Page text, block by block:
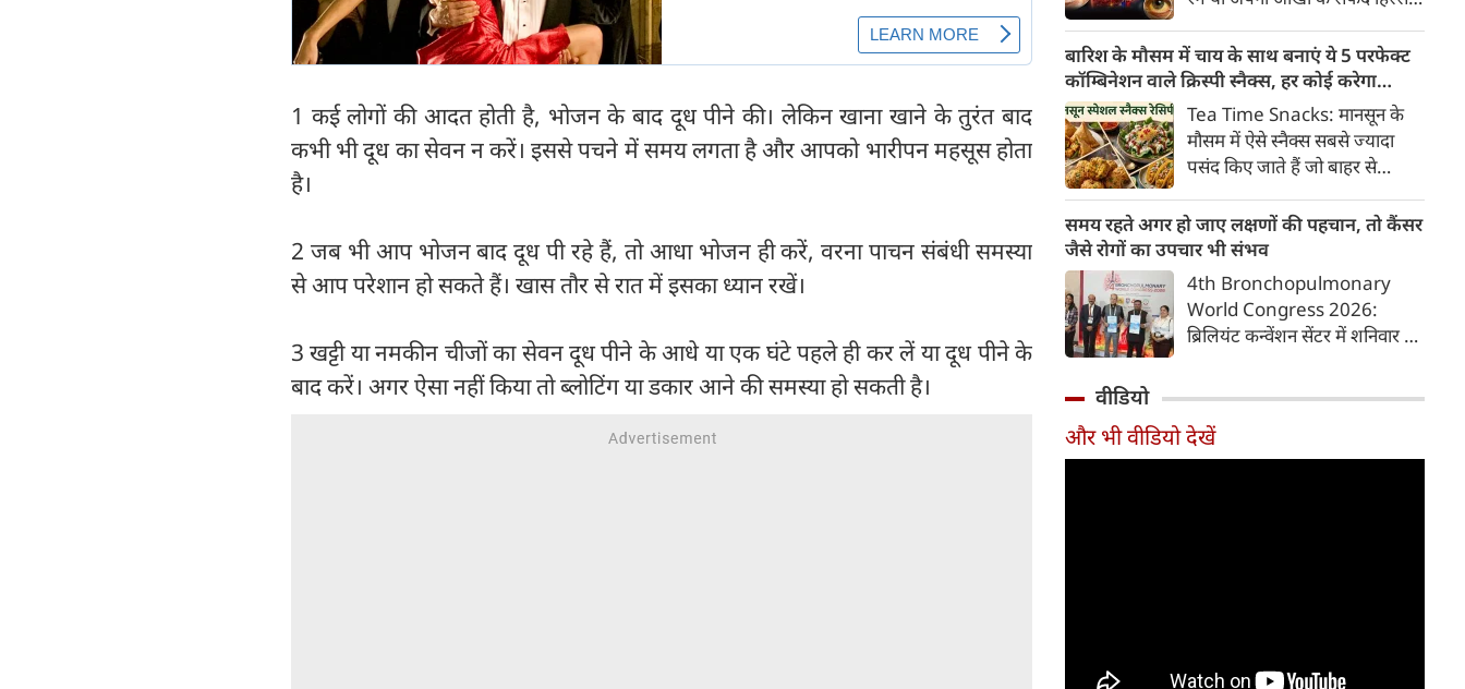
1 कई लोगों की आदत होती है, भोजन के बाद दूध पीने की। लेकिन खाना खाने के तुरंत बाद
कभी भी दूध का सेवन न करें। इससे पचने में समय लगता है और आपको भारीपन महसूस होता
है।
2 जब भी आप भोजन बाद दूध पी रहे हैं, तो आधा भोजन ही करें, वरना पाचन संबंधी समस्या
से आप परेशान हो सकते हैं। खास तौर से रात में इसका ध्यान रखें।
3 खट्टी या नमकीन चीजों का सेवन दूध पीने के आधे या एक घंटे पहले ही कर लें या दूध पीने के
बाद करें। अगर ऐसा नहीं किया तो ब्लोटिंग या डकार आने की समस्या हो सकती है।
ब्लड शुगर कम होने पर शरीर तुरंत
संकेत देना शुरू कर देता है।
अक्सर हम हलकी लालिमा या आंखों
के पीलेपन को थकान समझकर टाल
देते हैं। लेकिन शरीर के ये छोटे-छोटे
बदलाव असल में एक बहुत बड़ी
चेतावनी हो सकते हैं।
बारिश के मौसम में चाय के साथ बनाएं ये 5 परफेक्ट
कॉम्बिनेशन वाले क्रिस्पी स्नैक्स, हर कोई करेगा
तारीफ
Tea Time Snacks: मानसून के
मौसम में ऐसे स्नैक्स सबसे ज्यादा
पसंद किए जाते हैं जो बाहर से
लाजवाब हों। यहां आपके लिये प्रस्तुत
हैं पकौड़ों से लेकर कॉर्न फ्रिटर्स तक
के कई मसालेदार स्नैक्स की ऐसी
रेसिपीज, जिन्हें आप घर पर कम
समय में आसानी से तैयार कर सकते
हैं।
समय रहते अगर हो जाए लक्षणों की पहचान, तो कैंसर
जैसे रोगों का उपचार भी संभव
4th Bronchopulmonary
World Congress 2026:
ब्रिलियंट कन्वेंशन सेंटर में शनिवार से
विदेश से आए पल्मोनोलॉजिस्ट,
क्रिटिकल केयर विशेषज्ञ, थोरासिक
(रजिस्ट्रेशन) कराया है।
वीडियो
और भी वीडियो देखें